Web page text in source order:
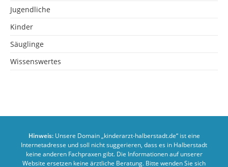
Jugendliche
Kinder
Säuglinge
Wissenswertes
Hinweis:Unsere Domain „kinderarzt-halberstadt.de“ ist eine
Internetadresse und soll nicht suggerieren, dass es in Halberstadt
keine anderen Fachpraxen gibt. Die Informationen auf unserer
Website ersetzen keine ärztliche Beratung. Bitte wenden Sie sich